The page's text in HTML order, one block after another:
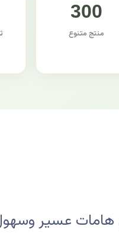
300
منتج متنوع
عسير وسهول